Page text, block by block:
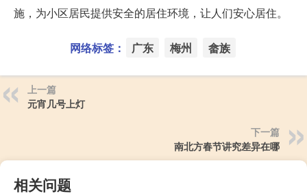
施，为小区居民提供安全的居住环境，让人们安心居住。
网络标签： 广东 梅州 畲族
上一篇
元宵几号上灯
下一篇
南北方春节讲究差异在哪
相关问题